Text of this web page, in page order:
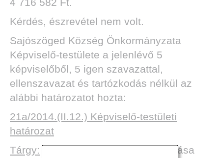
Kérdés, észrevétel nem volt.
Sajószöged Község Önkormányzata
Képviselő-testülete a jelenlévő 5
képviselőből, 5 igen szavazattal,
ellenszavazat és tartózkodás nélkül az
alábbi határozatot hozta:
21a/2014.(II.12.) Képviselő-testületi
határozat
Tárgy: Iskolai Napközi Otthon felújítása